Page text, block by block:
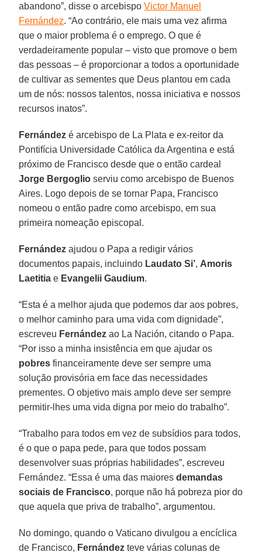
abandono”, disse o arcebispoVictor Manuel
Fernández. “Ao contrário, ele mais uma vez afirma
que o maior problema é o emprego. O que é
verdadeiramente popular – visto que promove o bem
das pessoas – é proporcionar a todos a oportunidade
de cultivar as sementes que Deus plantou em cada
um de nós: nossos talentos, nossa iniciativa e nossos
recursos inatos”.
Fernández é arcebispo de La Plata e ex-reitor da
Pontifícia Universidade Católica da Argentina e está
próximo de Francisco desde que o então cardeal
Jorge Bergoglio serviu como arcebispo de Buenos
Aires. Logo depois de se tornar Papa, Francisco
nomeou o então padre como arcebispo, em sua
primeira nomeação episcopal.
Fernández ajudou o Papa a redigir vários
documentos papais, incluindo Laudato Si’, Amoris
Laetitia e Evangelii Gaudium.
“Esta é a melhor ajuda que podemos dar aos pobres,
o melhor caminho para uma vida com dignidade”,
escreveu Fernández ao La Nación, citando o Papa.
“Por isso a minha insistência em que ajudar os
pobres financeiramente deve ser sempre uma
solução provisória em face das necessidades
prementes. O objetivo mais amplo deve ser sempre
permitir-lhes uma vida digna por meio do trabalho”.
“Trabalho para todos em vez de subsídios para todos,
é o que o papa pede, para que todos possam
desenvolver suas próprias habilidades”, escreveu
Fernández. “Essa é uma das maioresdemandas
sociais de Francisco, porque não há pobreza pior do
que aquela que priva de trabalho”, argumentou.
No domingo, quando o Vaticano divulgou a encíclica
de Francisco, Fernández teve várias colunas de